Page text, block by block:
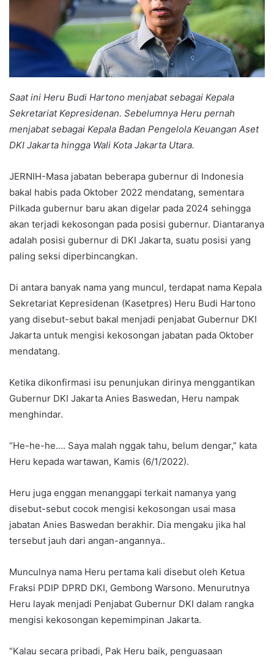
Saat ini Heru Budi Hartono menjabat sebagai Kepala
Sekretariat Kepresidenan. Sebelumnya Heru pernah
menjabat sebagai Kepala Badan Pengelola Keuangan Aset
DKI Jakarta hingga Wali Kota Jakarta Utara.
JERNIH-Masa jabatan beberapa gubernur di Indonesia
bakal habis pada Oktober 2022 mendatang, sementara
Pilkada gubernur baru akan digelar pada 2024 sehingga
akan terjadi kekosongan pada posisi gubernur. Diantaranya
adalah posisi gubernur di DKI Jakarta, suatu posisi yang
paling seksi diperbincangkan.
Di antara banyak nama yang muncul, terdapat nama Kepala
Sekretariat Kepresidenan (Kasetpres) Heru Budi Hartono
yang disebut-sebut bakal menjadi penjabat Gubernur DKI
Jakarta untuk mengisi kekosongan jabatan pada Oktober
mendatang.
Ketika dikonfirmasi isu penunjukan dirinya menggantikan
Gubernur DKI Jakarta Anies Baswedan, Heru nampak
menghindar.
“He-he-he…. Saya malah nggak tahu, belum dengar,” kata
Heru kepada wartawan, Kamis (6/1/2022).
Heru juga enggan menanggapi terkait namanya yang
disebut-sebut cocok mengisi kekosongan usai masa
jabatan Anies Baswedan berakhir. Dia mengaku jika hal
tersebut jauh dari angan-angannya..
Munculnya nama Heru pertama kali disebut oleh Ketua
Fraksi PDIP DPRD DKI, Gembong Warsono. Menurutnya
Heru layak menjadi Penjabat Gubernur DKI dalam rangka
mengisi kekosongan kepemimpinan Jakarta.
“Kalau secara pribadi, Pak Heru baik, penguasaan